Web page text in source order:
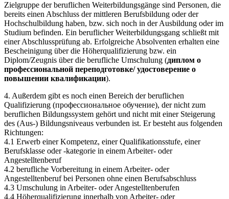
Zielgruppe der beruflichen Weiterbildungsgänge sind Personen, die
bereits einen Abschluss der mittleren Berufsbildung oder der
Hochschulbildung haben, bzw. sich noch in der Ausbildung oder im
Studium befinden. Ein beruflicher Weiterbildungsgang schließt mit
einer Abschlussprüfung ab. Erfolgreiche Absolventen erhalten eine
Bescheinigung über die Höherqualifizierung bzw. ein
Diplom/Zeugnis über die berufliche Umschulung (диплом о
профессиональной переподготовке/ удостоверение о
повышении квалификации).
4. Außerdem gibt es noch einen Bereich der beruflichen
Qualifizierung (профессиональное обучение), der nicht zum
beruflichen Bildungssystem gehört und nicht mit einer Steigerung
des (Aus-) Bildungsniveaus verbunden ist. Er besteht aus folgenden
Richtungen:
4.1 Erwerb einer Kompetenz, einer Qualifikationsstufe, einer
Berufsklasse oder -kategorie in einem Arbeiter- oder
Angestelltenberuf
4.2 berufliche Vorbereitung in einem Arbeiter- oder
Angestelltenberuf bei Personen ohne einen Berufsabschluss
4.3 Umschulung in Arbeiter- oder Angestelltenberufen
4.4 Höherqualifizierung innerhalb von Arbeiter- oder